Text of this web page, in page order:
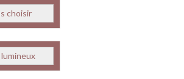
choisir